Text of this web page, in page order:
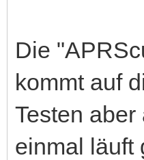
Die
kommt auf
Testen
einmal läuft